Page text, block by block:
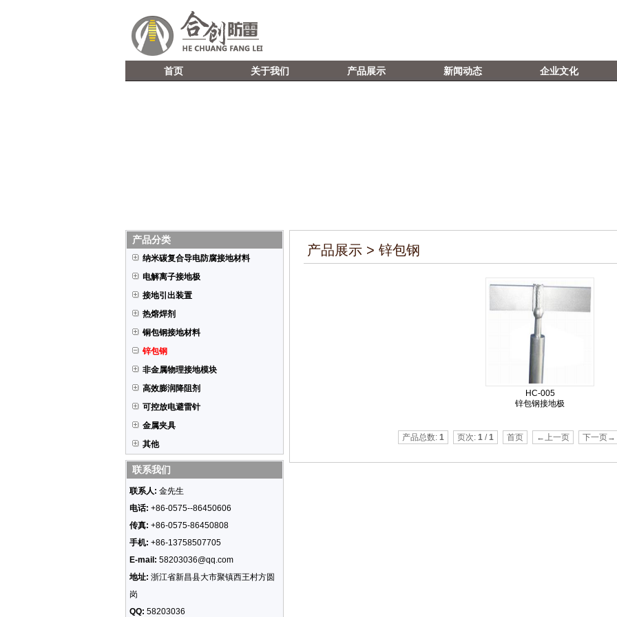
首页 关于我们 产品展示 新闻动态 企业文化
产品分类
纳米碳复合导电防腐接地材料
电解离子接地极
接地引出装置
热熔焊剂
铜包钢接地材料
锌包钢
非金属物理接地模块
高效膨润降阻剂
可控放电避雷针
金属夹具
其他
联系我们
联系人: 金先生
电话: +86-0575--86450606
传真: +86-0575-86450808
手机: +86-13758507705
E-mail: 58203036@qq.com
地址: 浙江省新昌县大市聚镇西王村方圆
岗
QQ: 58203036
产品展示 > 锌包钢
HC-005
锌包钢接地极
产品总数: 1 页次: 1 /1 首页 ←上一页 下一页→